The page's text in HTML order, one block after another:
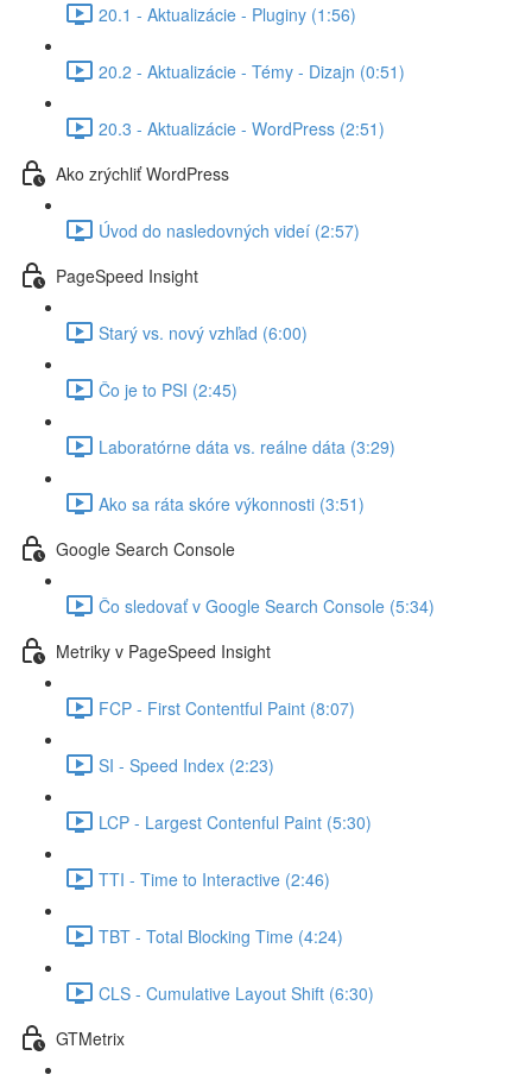
20.1 - Aktualizácie - Pluginy (1:56)
20.2 - Aktualizácie - Témy - Dizajn (0:51)
20.3 - Aktualizácie - WordPress (2:51)
Ako zrýchliť WordPress
Úvod do nasledovných videí (2:57)
PageSpeed Insight
Starý vs. nový vzhľad (6:00)
Čo je to PSI (2:45)
Laboratórne dáta vs. reálne dáta (3:29)
Ako sa ráta skóre výkonnosti (3:51)
Google Search Console
Čo sledovať v Google Search Console (5:34)
Metriky v PageSpeed Insight
FCP - First Contentful Paint (8:07)
SI - Speed Index (2:23)
LCP - Largest Contenful Paint (5:30)
TTI - Time to Interactive (2:46)
TBT - Total Blocking Time (4:24)
CLS - Cumulative Layout Shift (6:30)
GTMetrix